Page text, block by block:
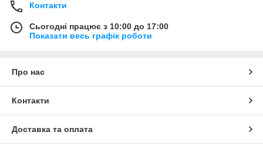
Контакти
Сьогодні працює з 10:00 до 17:00
Показати весь графік роботи
Про нас
Контакти
Доставка та оплата